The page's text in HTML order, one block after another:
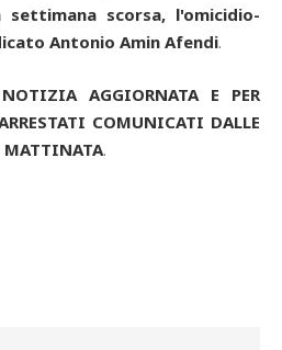
scorsa, l'omicidio-
Antonio Amin Afendi.
AGGIORNATA E PER
COMUNICATI DALLE
MATTINATA.